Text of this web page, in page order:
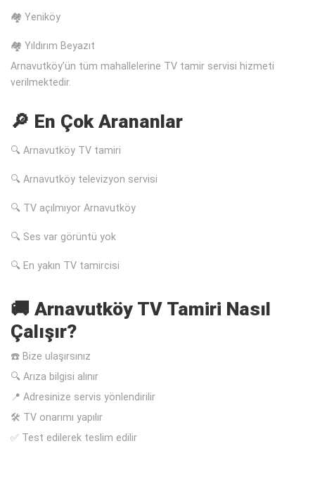
🏘️ Yeniköy
🏘️ Yıldırım Beyazıt
Arnavutköy’ün tüm mahallelerine TV tamir servisi hizmeti
verilmektedir.
🔎 En Çok Arananlar
🔍 Arnavutköy TV tamiri
🔍 Arnavutköy televizyon servisi
🔍 TV açılmıyor Arnavutköy
🔍 Ses var görüntü yok
🔍 En yakın TV tamircisi
🚚 Arnavutköy TV Tamiri Nasıl
Çalışır?
☎️ Bize ulaşırsınız
🔍 Arıza bilgisi alınır
📍 Adresinize servis yönlendirilir
🛠️ TV onarımı yapılır
✅ Test edilerek teslim edilir